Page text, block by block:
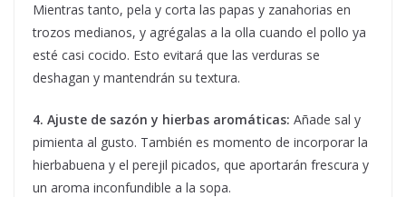
Mientras tanto, pela y corta las papas y zanahorias en
trozos medianos, y agrégalas a la olla cuando el pollo ya
esté casi cocido. Esto evitará que las verduras se
deshagan y mantendrán su textura.
4. Ajuste de sazón y hierbas aromáticas: Añade sal y
pimienta al gusto. También es momento de incorporar la
hierbabuena y el perejil picados, que aportarán frescura y
un aroma inconfundible a la sopa.